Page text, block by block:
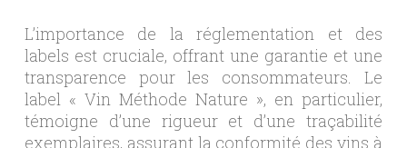
L’importance de la réglementation et des
labels est cruciale, offrant une garantie et une
transparence pour les consommateurs. Le
label « Vin Méthode Nature », en particulier,
témoigne d’une rigueur et d’une traçabilité
exemplaires, assurant la conformité des vins à